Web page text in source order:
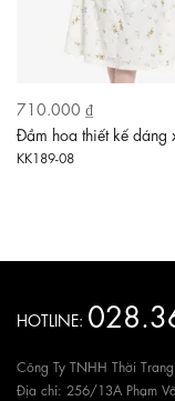
710.000 ₫
Đầm hoa thiết kế dáng
KK189-08
HOTLINE:
Công Ty TNHH Thời
Địa chỉ: 256/13A Phạm